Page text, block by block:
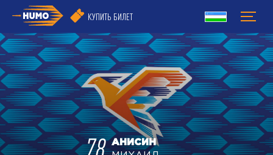
КУПИТЬ БИЛЕТ
АНИСИН